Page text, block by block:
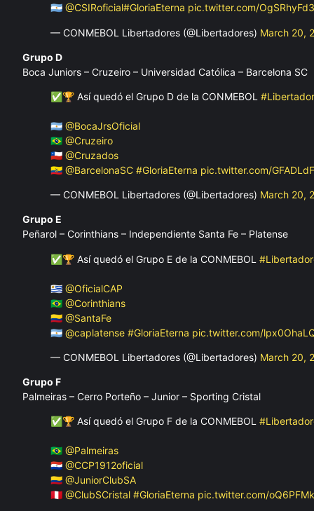
🇦🇷 @CSIRoficial#GloriaEterna pic.twitter.com/
— CONMEBOL Libertadores (@Libertadores) March 20,
Grupo D
Boca Juniors – Cruzeiro – Universidad Católica – Barcelona SC
✅🏆 Así quedó el Grupo D de la CONMEBOL
🇦🇷 @BocaJrsOficial
🇧🇷 @Cruzeiro
🇨🇱 @Cruzados
🇪🇨 @BarcelonaSC #GloriaEterna pic.twitter.com/
— CONMEBOL Libertadores (@Libertadores) March 20,
Grupo E
Peñarol – Corinthians – Independiente Santa Fe – Platense
✅🏆 Así quedó el Grupo E de la CONMEBOL
🇺🇾 @OficialCAP
🇧🇷 @Corinthians
🇨🇴 @SantaFe
🇦🇷 @caplatense #GloriaEterna pic.twitter.com/
— CONMEBOL Libertadores (@Libertadores) March 20,
Grupo F
Palmeiras – Cerro Porteño – Junior – Sporting Cristal
✅🏆 Así quedó el Grupo F de la CONMEBOL
🇧🇷 @Palmeiras
🇵🇾 @CCP1912oficial
🇨🇴 @JuniorClubSA
🇵🇪 @ClubSCristal #GloriaEterna pic.twitter.com/